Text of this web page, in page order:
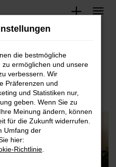
die bestmögliche
ermöglichen und unsere
verbessern. Wir
Präferenzen und
und Statistiken nur,
geben. Wenn Sie zu
Meinung ändern, können
für die Zukunft widerrufen.
Umfang der
hier:
Richtlinie